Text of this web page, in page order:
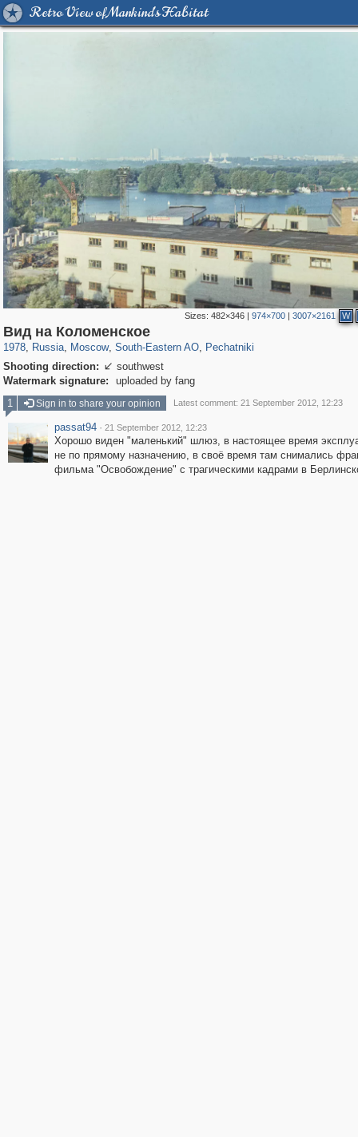
Retro View of Mankind's Habitat
Sizes:482×346 |974×700 |3007×2161 W
Вид на Коломенское
1978, Russia
1,407,361 29,248
, Moscow
319,882 8,286
, South-Eastern AO
11,379
, Pechatniki
Shooting direction:  southwest
Watermark signature:
uploaded by fang
1
Sign in to share your opinion Latest comment: 21 September 2012, 12:23
passat94 · 21 September 2012, 12:23
Хорошо виден "маленький" шлюз, в настоящее время
не по прямому назначению, в своё время там снимались
фильма "Освобождение" с трагическими кадрами в